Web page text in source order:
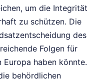
um die Integrität
zu schützen. Die
des
Folgen für
haben könnte.
behördlichen